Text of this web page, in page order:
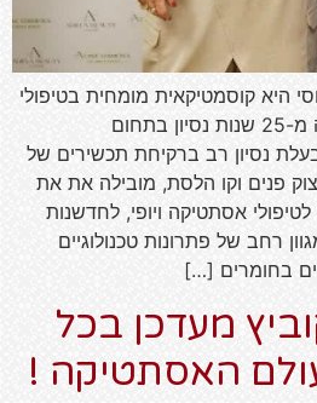
היא קוסמטיקאית מומחית בטיפולי
אנטי אייגי'ינג בעלת למעלה מ-25 שנות נסיון בתחום
נסיון רב ברקיחת תכשירים של
פנים וקו הלסת, מובילה את את
אסתטיקה ויופי, לחדשנות
רחב של פתרונות טכנולוגיים
בחומרים […]
מעדכן בכל
האסתטיקה !